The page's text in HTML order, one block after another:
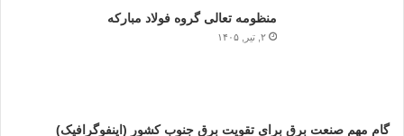
منظومه تعالی گروه فولاد مبارکه
۲, تیر, ۱۴۰۵
گام مهم صنعت برق برای تقویت برق جنوب کشور (اینفوگرافیک)